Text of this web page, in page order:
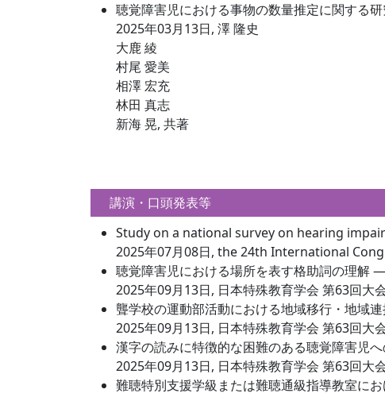
聴覚障害児における事物の数量推定に関する
2025年03月13日, 澤 隆史
大鹿 綾
村尾 愛美
相澤 宏充
林田 真志
新海 晃, 共著
講演・口頭発表等
Study on a national survey on hearing
2025年07月08日, the 24th International
聴覚障害児における場所を表す格助詞の理解
2025年09月13日, 日本特殊教育学会 第63回大
聾学校の運動部活動における地域移行・地域
2025年09月13日, 日本特殊教育学会 第63回大
漢字の読みに特徴的な困難のある聴覚障害
2025年09月13日, 日本特殊教育学会 第63回大
難聴特別支援学級または難聴通級指導教室に